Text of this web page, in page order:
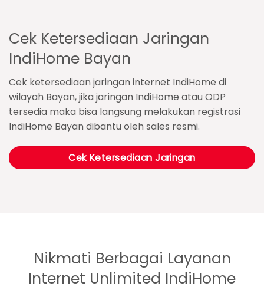
Cek Ketersediaan Jaringan
IndiHome Bayan
Cek ketersediaan jaringan internet IndiHome di
wilayah Bayan, jika jaringan IndiHome atau ODP
tersedia maka bisa langsung melakukan registrasi
IndiHome Bayan dibantu oleh sales resmi.
Cek Ketersediaan Jaringan
Nikmati Berbagai Layanan
Internet Unlimited IndiHome